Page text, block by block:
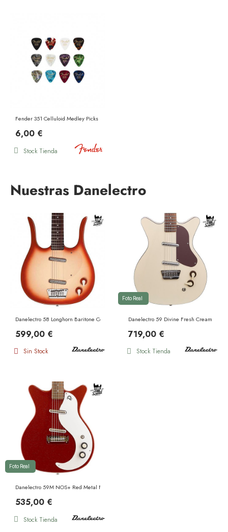
Fender 351 Celluloid Medley Picks Extra Heavy
6,00 €
Stock Tienda
Nuestras Danelectro
Danelectro 58 Longhorn Baritone Copper burst
599,00 €
Sin Stock
Danelectro 59 Divine Fresh Cream
719,00 €
Foto Real
Stock Tienda
Danelectro 59M NOS+ Red Metal Flake
535,00 €
Foto Real
Stock Tienda